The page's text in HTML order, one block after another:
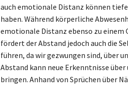
auch emotionale Distanz können
haben. Während körperliche
emotionale Distanz ebenso zu einem
fördert der Abstand jedoch auch die
führen, da wir gezwungen sind, über
Abstand kann neue Erkenntnisse
bringen. Anhand von Sprüchen über